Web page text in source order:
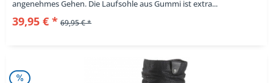
angenehmes Gehen. Die Laufsohle aus Gummi ist extra...
39,95 € * 69,95 € *